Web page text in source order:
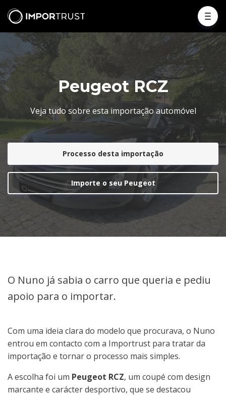
Peugeot RCZ
Veja tudo sobre esta importação automóvel
Processo desta importação
Importe o seu Peugeot
O Nuno já sabia o carro que queria e pediu
apoio para o importar.
Com uma ideia clara do modelo que procurava, o Nuno
entrou em contacto com a Importrust para tratar da
importação e tornar o processo mais simples.
A escolha foi um Peugeot RCZ, um coupé com design
marcante e carácter desportivo, que se destacou